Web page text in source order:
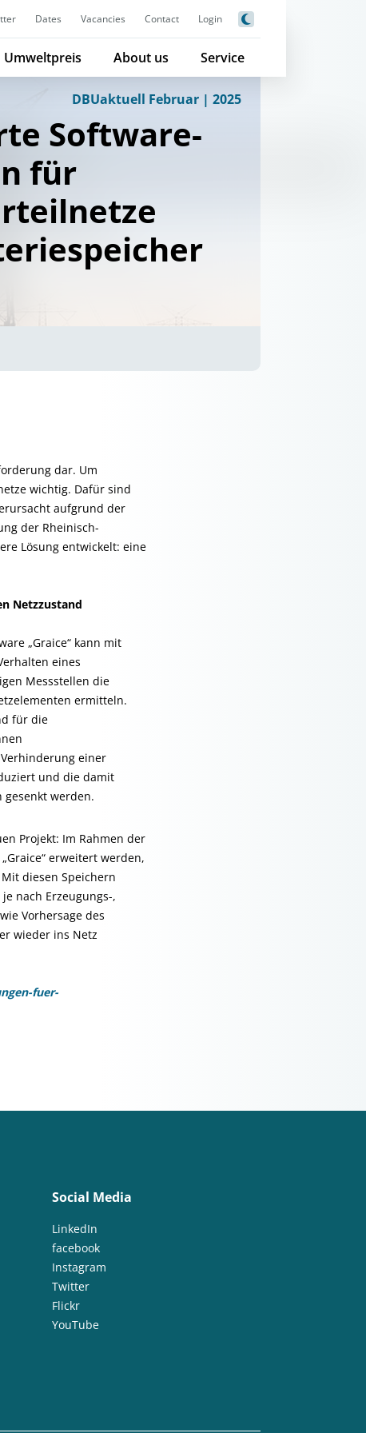
Dates Vacancies Contact Login
Umweltpreis About us Service
DBUaktuell Februar | 2025
Software-
für
dar. Um
wichtig. Dafür sind
aufgrund der
der Rheinisch-
Lösung entwickelt: eine
Netzzustand
„Graice“ kann mit
eines
Messstellen die
ermitteln.
für die
einer
und die damit
gesenkt werden.
Projekt: Im Rahmen der
erweitert werden,
diesen Speichern
nach Erzeugungs-,
Vorhersage des
wieder ins Netz
fuer-
Social Media
LinkedIn
facebook
Instagram
Twitter
Flickr
YouTube